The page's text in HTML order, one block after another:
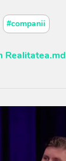
#companii
Realitatea.md